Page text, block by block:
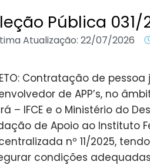
Pública 031/
Atualização: 22/07/2026
Contratação de
de APP’s, no
– IFCE e o Ministério do
de Apoio ao Instituto
nº 11/2025,
condições